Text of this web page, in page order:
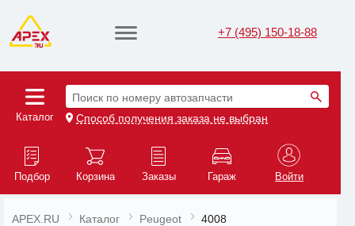
+7 (495) 150-18-88
Каталог
Поиск по номеру автозапчасти
Способ получения заказа не выбран
Подбор Корзина Заказы Гараж Войти
APEX.RU Каталог Peugeot 4008